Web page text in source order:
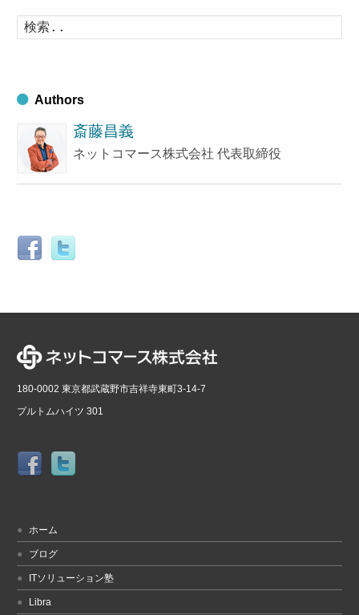
イ
ブ
索
Authors
斎藤昌義
ネットコマース株式会社 代表取締役
180-0002 東京都武蔵野市吉祥寺東町3-14-7
プルトムハイツ 301
ホーム
ブログ
ITソリューション塾
Libra